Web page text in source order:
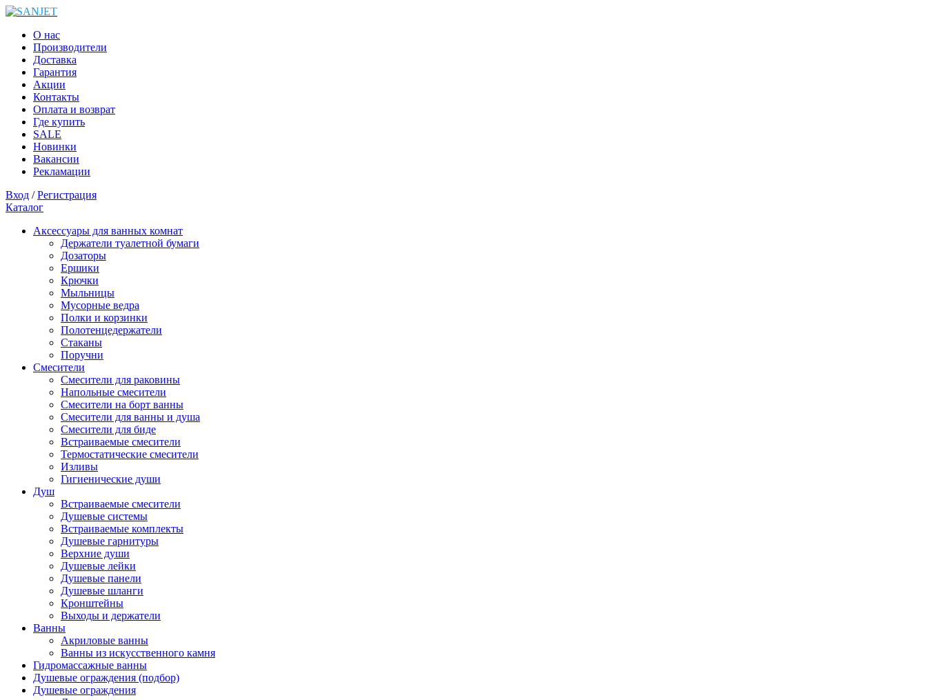
О нас
Производители
Доставка
Гарантия
Акции
Контакты
Оплата и возврат
Где купить
SALE
Новинки
Вакансии
Рекламации
Вход /Регистрация
Каталог
Аксессуары для ванных комнат
Держатели туалетной бумаги
Дозаторы
Ершики
Крючки
Мыльницы
Мусорные ведра
Полки и корзинки
Полотенцедержатели
Стаканы
Поручни
Смесители
Смесители для раковины
Напольные смесители
Смесители на борт ванны
Смесители для ванны и душа
Смесители для биде
Встраиваемые смесители
Термостатические смесители
Изливы
Гигиенические души
Душ
Встраиваемые смесители
Душевые системы
Встраиваемые комплекты
Душевые гарнитуры
Верхние души
Душевые лейки
Душевые панели
Душевые шланги
Кронштейны
Выходы и держатели
Ванны
Акриловые ванны
Ванны из искусственного камня
Гидромассажные ванны
Душевые ограждения (подбор)
Душевые ограждения